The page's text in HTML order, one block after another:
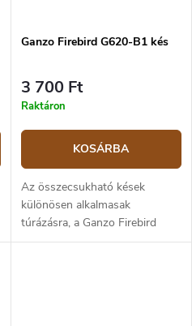
Ganzo Firebird G620-B1 kés
3 700 Ft
Raktáron
KOSÁRBA
Az összecsukható kések
különösen alkalmasak
túrázásra, a Ganzo Firebird
F620-B1 modell pedig minden